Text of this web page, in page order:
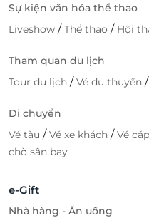
Sự kiện văn hóa thể thao
Liveshow /Thể thao / Hội
Tham quan du lịch
Tour du lịch /Vé du thuyền /
Di chuyển
Vé tàu /Vé xe khách /Vé
chờ sân bay
e-Gift
Nhà hàng - Ăn uống